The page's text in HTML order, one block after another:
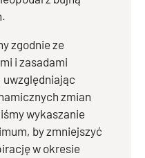
zgodnie ze
i zasadami
uwzględniając
zmian
wykaszanie
by zmniejszyć
w okresie